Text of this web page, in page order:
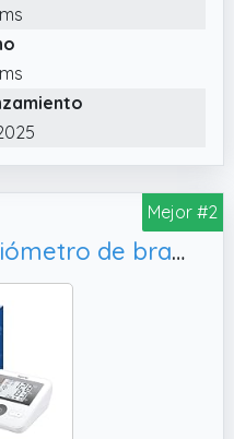
la presión del
para evitar
precisión
E
para la tensión
30 LECTURAS: La
de brazo
de la tensión
Mejor #2
Beurer BM 27 Tensiómetro de brazo con control de ajuste del manguito, transferencia de datos a Apple Health